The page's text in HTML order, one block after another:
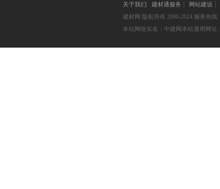
关于我们 建材通服务
网站建设
建材网 版权所有 2000-2024 服务热线
本站网络实名：中建网本站通用网址